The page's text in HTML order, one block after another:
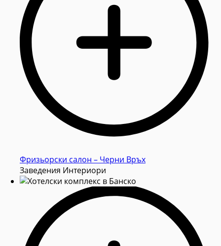
Фризьорски салон – Черни Връх
Заведения Интериори